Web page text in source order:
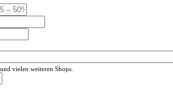
vielen weiteren Shops.